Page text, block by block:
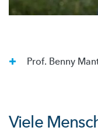
Prof. Benny
Viele